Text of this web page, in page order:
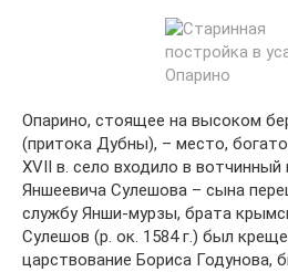
Опарино, стоящее на высоком
(притока Дубны), – место,
XVII в. село входило в
Яншеевича Сулешова – сына
службу Янши-мурзы, брата
Сулешов (р. ок. 1584 г.) был
царствование Бориса Годунова,